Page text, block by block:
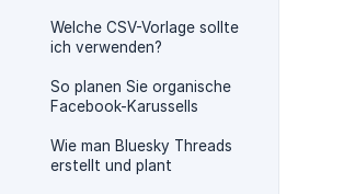
Welche CSV-Vorlage sollte
ich verwenden?
So planen Sie organische
Facebook-Karussells
Wie man Bluesky Threads
erstellt und plant